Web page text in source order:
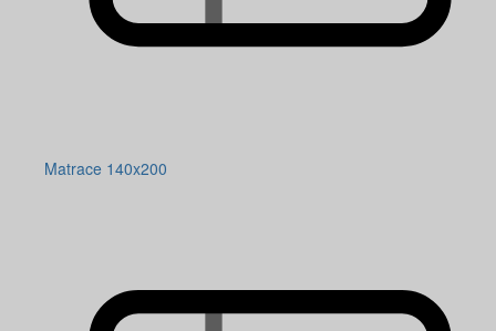
Matrace 140x200